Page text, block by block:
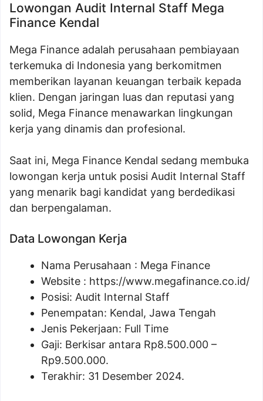
Lowongan Audit Internal Staff Mega
Finance Kendal
Mega Finance adalah perusahaan pembiayaan
terkemuka di Indonesia yang berkomitmen
memberikan layanan keuangan terbaik kepada
klien. Dengan jaringan luas dan reputasi yang
solid, Mega Finance menawarkan lingkungan
kerja yang dinamis dan profesional.
Saat ini, Mega Finance Kendal sedang membuka
lowongan kerja untuk posisi Audit Internal Staff
yang menarik bagi kandidat yang berdedikasi
dan berpengalaman.
Data Lowongan Kerja
Nama Perusahaan : Mega Finance
Website : https://www.megafinance.co.id/
Posisi: Audit Internal Staff
Penempatan: Kendal, Jawa Tengah
Jenis Pekerjaan: Full Time
Gaji: Berkisar antara Rp8.500.000 –
Rp9.500.000.
Terakhir: 31 Desember 2024.